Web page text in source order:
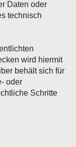
Daten oder
technisch
wird hiermit
behält sich für
oder
Schritte